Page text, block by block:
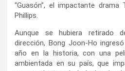
“Guasón”, el impactante drama
Phillips.
Aunque se hubiera retirado
dirección, Bong Joon-Ho
año en la historia, con una
ambientada en su país, que